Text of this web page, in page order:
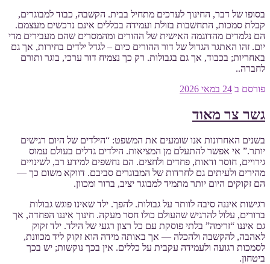
בסופו של דבר, החינוך לערכים מתחיל בבית. הקשבה, כבוד למבוגרים,
קבלת סמכות, התחשבות בזולת ועמידה בכללים אינם נרכשים מעצמם.
הם נלמדים מהדוגמה האישית של ההורים ומהמסרים שהם מעבירים מדי
יום. זהו האתגר הגדול של דור ההורים כיום – לגדל ילדים בחירות, אך גם
באחריות; בכבוד, אך גם בגבולות. רק כך נצמיח דור ערכי, בוגר ותורם
לחברה..
פורסם ב 24 במאי 2026
גשר צר מאוד
בשנים האחרונות אנו שומעים את המשפט: “הילדים של היום רגישים
יותר.” אי אפשר להתעלם מן המציאות. הילדים גדלים בעולם עמוס
גירויים, חוסר ודאות, פחדים ולחצים. הם נחשפים למידע רב, לשינויים
מהירים ולעיתים גם לחרדות של המבוגרים סביבם. דווקא משום כך —
הם זקוקים היום יותר מתמיד למבוגר יציב, ברור ומכוון.
רגישות איננה סיבה לוותר על גבולות. להפך. ילד שאינו פוגש גבולות
ברורים, עלול להרגיש שהעולם כולו חסר מעקה. חינוך איננו הפחדה, אך
גם איננו “זרימה” בלתי פוסקת עם כל רצון רגעי של הילד. ילד זקוק
לאהבה, להקשבה ולהכלה — אך באותה מידה הוא זקוק ליד מכוונת,
לסמכות רגועה ולעמידה עקבית על כללים. אין בכך נוקשות; יש בכך
ביטחון.